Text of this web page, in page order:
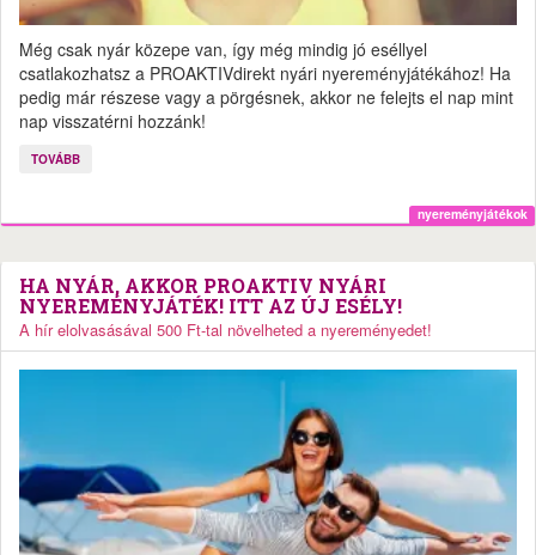
Még csak nyár közepe van, így még mindig jó eséllyel
csatlakozhatsz a PROAKTIVdirekt nyári nyereményjátékához! Ha
pedig már részese vagy a pörgésnek, akkor ne felejts el nap mint
nap visszatérni hozzánk!
TOVÁBB
nyereményjátékok
HA NYÁR, AKKOR PROAKTIV NYÁRI
NYEREMÉNYJÁTÉK! ITT AZ ÚJ ESÉLY!
A hír elolvasásával 500 Ft-tal növelheted a nyereményedet!